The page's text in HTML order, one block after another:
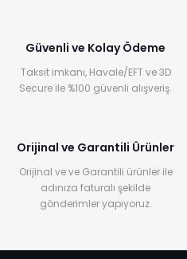
Güvenli ve Kolay Ödeme
Taksit imkanı, Havale/EFT ve 3D
Secure ile %100 güvenli alışveriş.
Orijinal ve Garantili Ürünler
Orijinal ve ve Garantili ürünler ile
adınıza faturalı şekilde
gönderimler yapıyoruz.